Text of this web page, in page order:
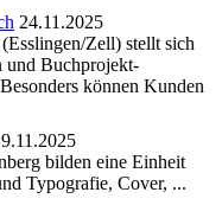
24.11.2025
Zell) stellt sich
und Buchprojekt-
können Kunden
bilden eine Einheit
Typografie, Cover, ...